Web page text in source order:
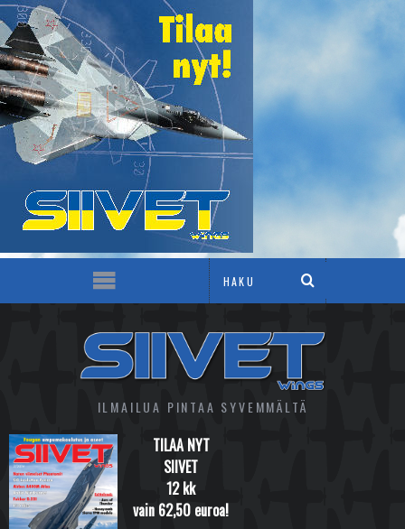
ILMAILUA PINTAA SYVEMMÄLTÄ
TILAA NYT
SIIVET
12 kk
vain 62,50 euroa!